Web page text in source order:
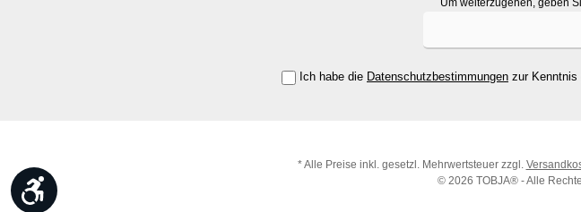
Ich habe die Datenschutzbestimmungen zur Kenntnis
* Alle Preise inkl. gesetzl. Mehrwertsteuer zzgl.
© 2026 TOBJA® - Alle
Werkzeugleiste anzeigen